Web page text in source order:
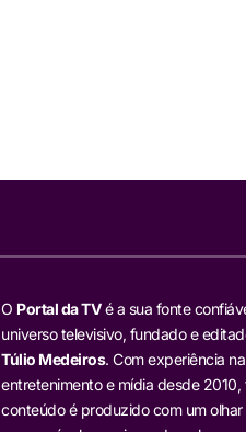
O Portal da TVé a sua fonte
universo televisivo, fundado e
Túlio Medeiros. Com experiência
entretenimento e mídia desde 2010,
conteúdo é produzido com um olhar